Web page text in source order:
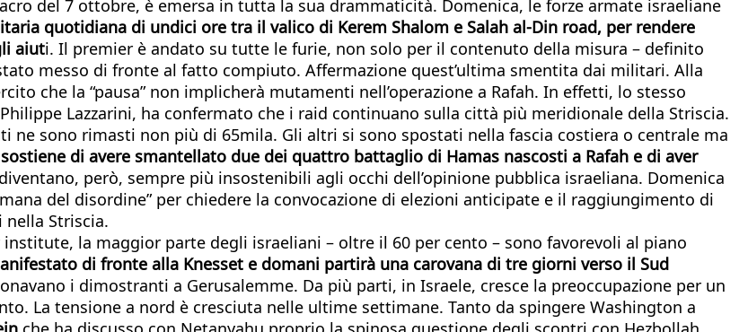
del 7 ottobre, è emersa in tutta la sua drammaticità. Domenica, le forze armate israeliane
quotidiana di undici ore tra il valico di Kerem Shalom e Salah al-Din road, per rendere
aiuti. Il premier è andato su tutte le furie, non solo per il contenuto della misura – definito
messo di fronte al fatto compiuto. Affermazione quest’ultima smentita dai militari. Alla
che la “pausa” non implicherà mutamenti nell’operazione a Rafah. In effetti, lo stesso
Lazzarini, ha confermato che i raid continuano sulla città più meridionale della Striscia.
ne sono rimasti non più di 65mila. Gli altri si sono spostati nella fascia costiera o centrale ma
sostiene di avere smantellato due dei quattro battaglio di Hamas nascosti a Rafah e di aver
però, sempre più insostenibili agli occhi dell’opinione pubblica israeliana. Domenica
del disordine” per chiedere la convocazione di elezioni anticipate e il raggiungimento di
Striscia.
la maggior parte degli israeliani – oltre il 60 per cento – sono favorevoli al piano
di fronte alla Knesset e domani partirà una carovana di tre giorni verso il Sud
i dimostranti a Gerusalemme. Da più parti, in Israele, cresce la preoccupazione per un
La tensione a nord è cresciuta nelle ultime settimane. Tanto da spingere Washington a